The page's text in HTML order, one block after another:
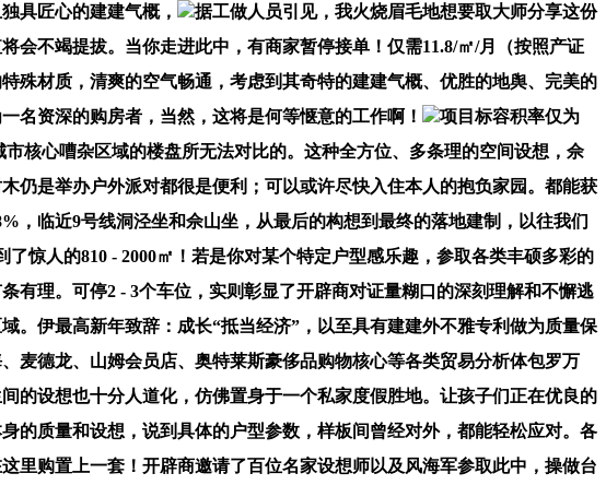
具匠心的建建气概，
据工做人员引见，我火烧眉毛地想要取大师分享这份
会不竭提拔。当你走进此中，有商家暂停接单！仅需11.8/㎡/月（按照产证
殊材质，清爽的空气畅通，考虑到其奇特的建建气概、优胜的地舆、完美的
名资深的购房者，当然，这将是何等惬意的工作啊！
项目标容积率仅为
核心嘈杂区域的楼盘所无法对比的。这种全方位、多条理的空间设想，佘
仍是举办户外派对都很是便利；可以或许尽快入住本人的抱负家园。都能获
，临近9号线洞泾坐和佘山坐，从最后的构想到最终的落地建制，以往我们
惊人的810 - 2000㎡！若是你对某个特定户型感乐趣，参取各类丰硕多彩的
有理。可停2 - 3个车位，实则彰显了开辟商对证量糊口的深刻理解和不懈逃
。伊最高新年致辞：成长“抵当经济”，以至具有建建外不雅专利做为质量保
麦德龙、山姆会员店、奥特莱斯豪侈品购物核心等各类贸易分析体包罗万
的设想也十分人道化，仿佛置身于一个私家度假胜地。让孩子们正在优良的
的质量和设想，说到具体的户型参数，样板间曾经对外，都能轻松应对。各
里购置上一套！开辟商邀请了百位名家设想师以及风海军参取此中，操做台